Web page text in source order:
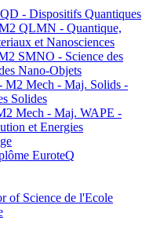
- Dispositifs Quantiques
QLMN - Quantique,
et Nanosciences
SMNO - Science des
Nano-Objets
M2 Mech - Maj. Solids -
Solides
Mech - Maj. WAPE -
et Energies
EuroteQ
of Science de l'Ecole